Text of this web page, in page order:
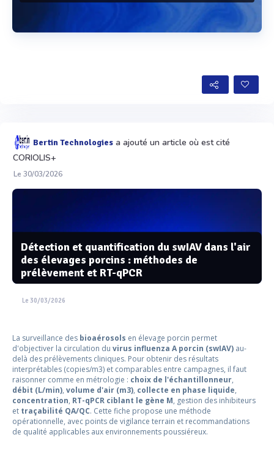
Bertin Technologies a ajouté un article où est cité
CORIOLIS+
Le 30/03/2026
Détection et quantification du swIAV dans l'air
des élevages porcins : méthodes de
prélèvement et RT-qPCR
Le 30/03/2026
La surveillance des bioaérosols en élevage porcin permet
d'objectiver la circulation du virus influenza A porcin (swIAV) au-
delà des prélèvements cliniques. Pour obtenir des résultats
interprétables (copies/m3) et comparables entre campagnes, il faut
raisonner comme en métrologie : choix de l'échantillonneur,
débit (L/min), volume d'air (m3), collecte en phase liquide,
concentration, RT-qPCR ciblant le gène M, gestion des inhibiteurs
et traçabilité QA/QC. Cette fiche propose une méthode
opérationnelle, avec points de vigilance terrain et recommandations
de qualité applicables aux environnements poussiéreux.